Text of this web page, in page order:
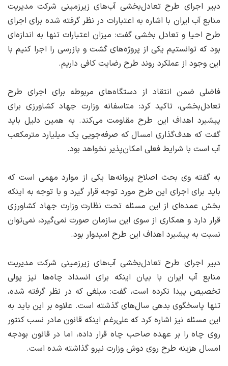
دبیر اجرای طرح تعادل‌بخشی آب‌های زیرزمینی شرکت مدیریت
منابع آب ایران با اشاره به اعتبارات در نظر گرفته شده برای اجرای
طرح احیا و تعادل بخشی گفت: میزان اعتبارات تنها به اندازه‌ای
بود که توانستیم یکی از پروژه‌های گشت و بازرسی را اجرا کنیم با
این وجود از عملکرد روند طرح رضایت کافی داریم.
فاضلی ضمن انتقاد از دستگاه‌های مربوطه برای اجرای طرح
تعادل‌بخشی، تاکید کرد: متاسفانه وزارت جهاد کشاورزی برای
پیشبرد اهداف این طرح مقاومت می‌کند. به همین دلیل باید
گفت که هدف‌گذاری امسال که صرفه‌جویی یک میلیارد مترمکعب
آب است با شرایط فعلی امکان‌پذیر نخواهد بود.
به گفته وی بحث اصلاح پروانه‌ها یکی از موارد مهمی است که
باید برای اجرای این طرح مورد توجه قرار گیرد و با توجه به اینکه
بخش عمده‌ای از این مسئله تحت نظارت وزارت جهاد کشاورزی
قرار دارد و همکاری از سوی این سازمان صورت نمی‌گیرد، نمی‌توان
نسبت به پیشبرد اهداف این طرح امیدوار بود.
دبیر اجرای طرح تعادل‌بخشی آب‌های زیرزمینی شرکت مدیریت
منابع آب ایران با بیان اینکه برای انسداد چاه‌ها نیز پولی
تخصیص پیدا نکرده است، گفت: مبلغی که در نظر گرفته شده،
تنها پاسخگوی بدهی سال‌های گذشته است. علاوه بر این باید به
این مسئله نیز اشاره کرد که علی‌رغم اینکه قانون مادر نسب کنتور
روی چاه را بر عهده صاحب چاه قرار داده، اما در قانون بودجه
امسال هزینه طرح روی دوش وزارت نیرو گذاشته شده است.